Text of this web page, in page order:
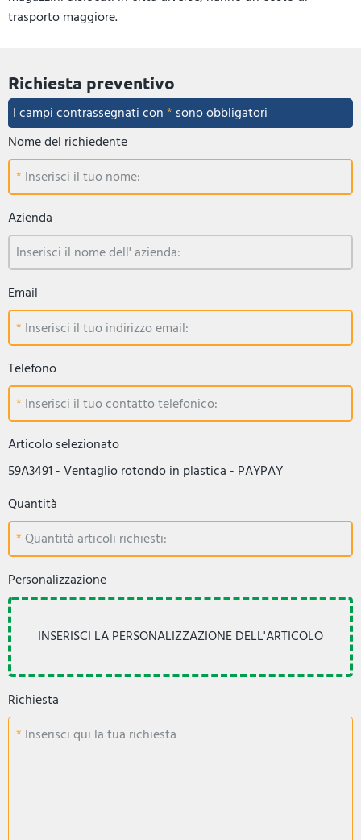
trasporto maggiore.
Richiesta preventivo
I campi contrassegnati con* sono obbligatori
Nome del richiedente
Inserisci il tuo nome:
Azienda
Inserisci il nome dell' azienda:
Email
Inserisci il tuo indirizzo email:
Telefono
Inserisci il tuo contatto telefonico:
Articolo selezionato
59A3491 - Ventaglio rotondo in plastica - PAYPAY
Quantità
Quantità articoli richiesti:
Personalizzazione
Richiesta
Inserisci qui la tua richiesta